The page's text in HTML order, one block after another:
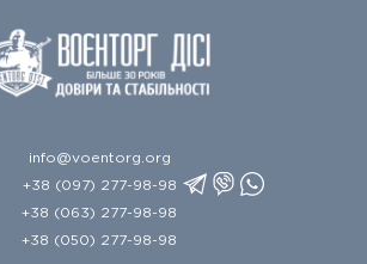
info@voentorg.org
+38 (097) 277-98-98
+38 (063) 277-98-98
+38 (050) 277-98-98